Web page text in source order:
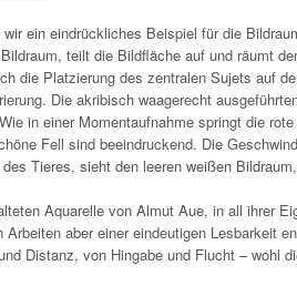
ein eindrückliches Beispiel für die
teilt die Bildfläche auf und räumt
die Platzierung des zentralen Sujets auf
Die akribisch waagerecht
in einer Momentaufnahme springt die
Fell sind beeindruckend. Die
Tieres, sieht den leeren weißen
Aquarelle von Almut Aue, in all ihrer
aber einer eindeutigen Lesbarkeit
Distanz, von Hingabe und Flucht – wohl